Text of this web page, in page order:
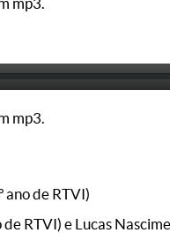
mp3.
ano de RTVI)
RTVI) e Lucas